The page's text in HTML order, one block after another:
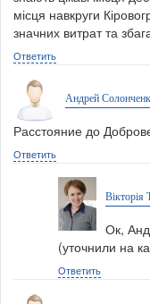
місця навкруги
значних витрат та
Ответить
Андрей
Расстояние до
Ответить
Вікторія
Ок,
(уточнили на
Ответить